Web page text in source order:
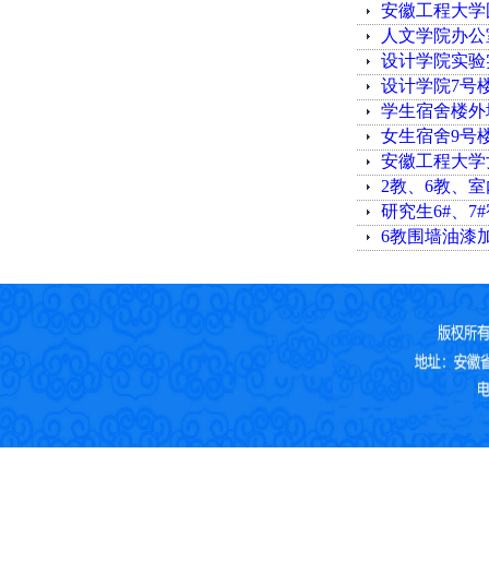
安徽工程大
人文学院办
设计学院实
设计学院7号
学生宿舍楼
女生宿舍9号
安徽工程大
2教、6教、
研究生6#、
6教围墙油漆